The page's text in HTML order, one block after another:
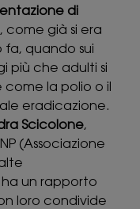
di
, come già si era
quando sui
più che adulti si
la polio o il
eradicazione.
Scicolone,
(Associazione
ha un rapporto
loro condivide